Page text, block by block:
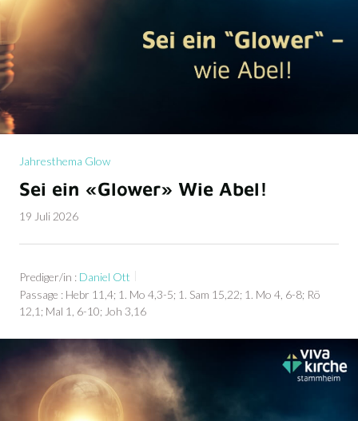
Jahresthema Glow
Sei ein «Glower» Wie Abel!
19 Juli 2026
Prediger/in : Daniel Ott
Passage : Hebr 11,4; 1. Mo 4,3-5; 1. Sam 15,22; 1. Mo 4, 6-8; Rö
12,1; Mal 1, 6-10; Joh 3,16